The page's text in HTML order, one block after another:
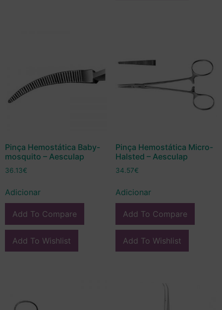
Pinça Hemostática Baby-
mosquito – Aesculap
36.13€
Adicionar
Add To Compare
Add To Wishlist
Pinça Hemostática Micro-
Halsted – Aesculap
34.57€
Adicionar
Add To Compare
Add To Wishlist